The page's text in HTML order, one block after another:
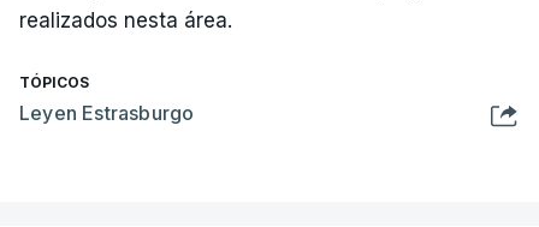
realizados nesta área.
TÓPICOS
Leyen Estrasburgo